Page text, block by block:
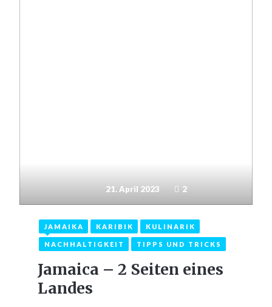
21. April 2023 2
JAMAIKA KARIBIK KULINARIK
NACHHALTIGKEIT TIPPS UND TRICKS
Jamaica – 2 Seiten eines
Landes